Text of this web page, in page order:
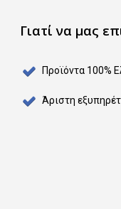
Γιατί να μας
Προϊόντα 100%
Άριστη